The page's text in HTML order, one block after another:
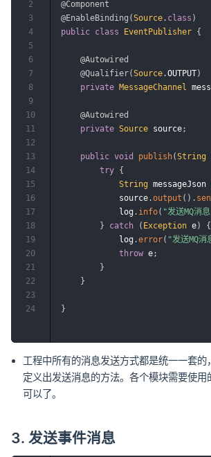
@Component
@EnableBinding (Source . class )
public class EventPublisher {
@Autowired
@Qualifier(Source .OUTPUT)
private MessageChannel
@Autowired
private Source source;
public void publish(String
try {
String messageJson
            source
.output ( ) .
            log
. info( "发送MQ
}
catch ( Exception e)
{
            log
.error( "发送MQ
throw e;
}
}
}
2
3
4
5
6
7
8
9
10
11
12
13
14
15
16
17
18
19
20
21
22
23
24
工程中所有的消息发送方式都是统一一套的
定义出发送消息的方法。各个模块需要使用
可以了。
3. 发送事件消息